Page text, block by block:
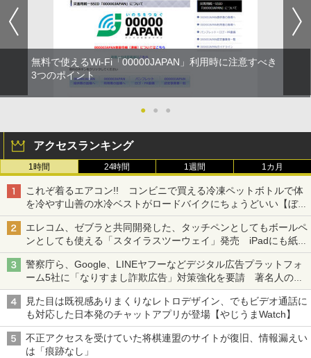
無料で使えるWi-Fi「00000JAPAN」利用時に注意すべき
3つのポイント
● ● ●
アクセスランキング
1時間 24時間 1週間 1カ月
これぞ着るエアコン!! コンビニで買える冷凍ペットボトルで体
を冷やす山善の水冷ベストがロードバイクにちょうどいい【ぼっ
ち・ざ・ろーど！その14】【空いた時間でなにしてる？】
エレコム、ゼブラと共同開発した、タッチペンとしてもボールペ
ンとしても使える「スタイラスツーウェイ」発売 iPadにも紙に
も、持ち替えずに書き込める
警察庁ら、Google、LINEヤフーなどデジタル広告プラットフォ
ーム5社に「なりすまし詐欺広告」対策強化を要請 著名人の写
真や映像を使った投資詐欺などへの対策として
見た目は既視感ありまくりなレトロデザイン、でもビデオ通話に
も対応した日本発のチャットアプリが登場【やじうまWatch】
不正アクセスを受けていた将棋連盟のサイトが復旧、情報漏えい
は「痕跡なし」